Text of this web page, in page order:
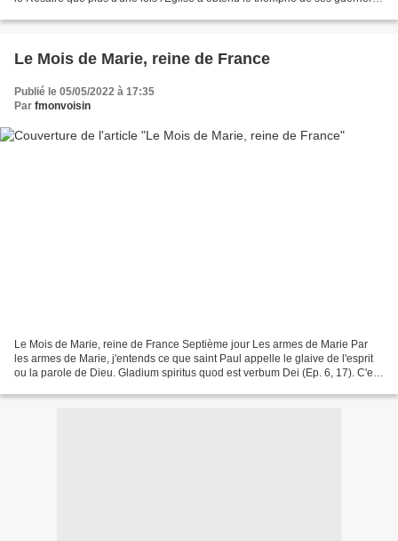
Le Mois de Marie, reine de France
Publié le 05/05/2022 à 17:35
Par fmonvoisin
Le Mois de Marie, reine de France Septième jour Les armes de Marie Par
les armes de Marie, j'entends ce que saint Paul appelle le glaive de l'esprit
ou la parole de Dieu. Gladium spiritus quod est verbum Dei (Ep. 6, 17). C'est